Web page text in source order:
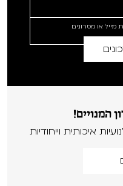
מייל או מסרונים
המנויים!
איכותית וייחודיות